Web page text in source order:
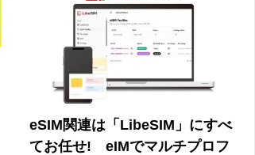
eSIM関連は「LibeSIM」にすべ
てお任せ! eIMでマルチプロフ